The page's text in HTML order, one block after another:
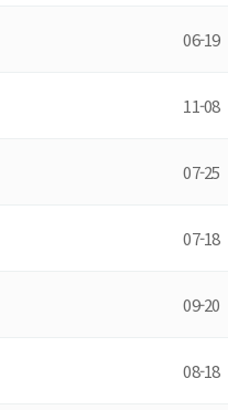
06-19
11-08
07-25
07-18
09-20
08-18